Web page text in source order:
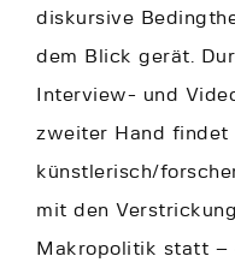
diskursive
dem Blick gerät.
Interview- und
zweiter Hand findet
künstlerisch/
mit den
Makropolitik statt –